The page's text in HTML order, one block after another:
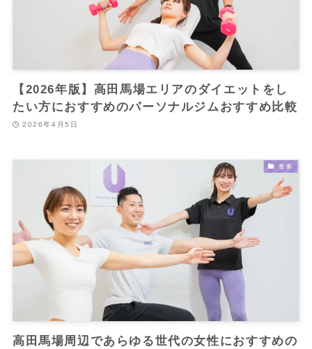
【2026年版】高田馬場エリアのダイエットをし
たい方におすすめのパーソナルジムおすすめ比較
2026年4月5日
食事
高田馬場周辺であらゆる世代の女性におすすめの